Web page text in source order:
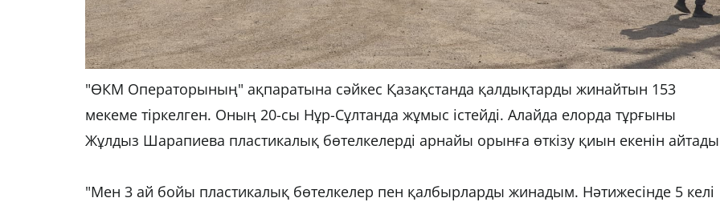
"ӨКМ Операторының" ақпаратына сәйкес Қазақстанда қалдықтарды жинайтын 153
мекеме тіркелген. Оның 20-сы Нұр-Сұлтанда жұмыс істейді. Алайда елорда тұрғыны
Жұлдыз Шарапиева пластикалық бөтелкелерді арнайы орынға өткізу қиын екенін
"Мен 3 ай бойы пластикалық бөтелкелер пен қалбырларды жинадым. Нәтижесінде 5 келі